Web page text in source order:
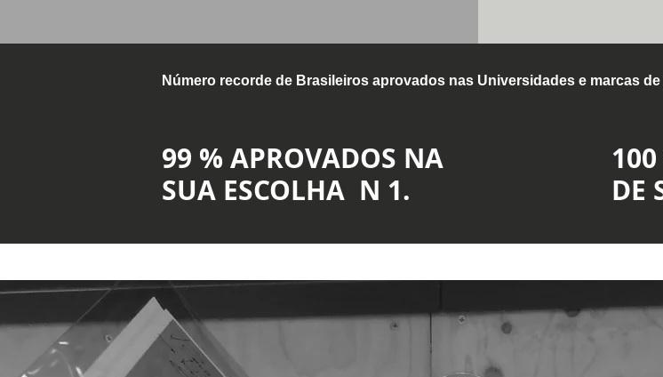
​Número recorde de Brasileiros aprovados nas Universidades e marcas
99 % APROVADOS NA
SUA ESCOLHA N 1.
DE